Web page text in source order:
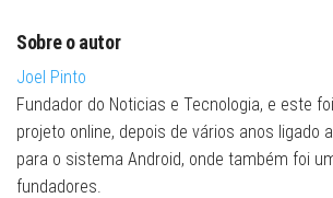
Sobre o autor
Joel Pinto
Fundador do Noticias e Tecnologia, e este
projeto online, depois de vários anos ligado
para o sistema Android, onde também foi
fundadores.